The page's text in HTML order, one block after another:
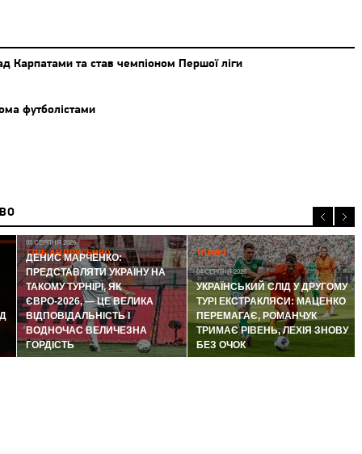
Карпатами та став чемпіоном Першої ліги
футболістами
ГЛІБ АНДРУСЕНКО
05 СЕРПНЯ 2026
ДЕНИС МАРЧЕНКО:
ПРЕДСТАВЛЯТИ УКРАЇНУ НА
ТАКОМУ ТУРНІРІ, ЯК
ЄВРО-2026, — ЦЕ ВЕЛИКА
ВІДПОВІДАЛЬНІСТЬ І
ВОДНОЧАС ВЕЛИЧЕЗНА
ГОРДІСТЬ
ЧТИВО
04 СЕРПНЯ 2026
УКРАЇНСЬКИЙ СЛІД У ДРУГОМУ
ТУРІ ЕКСТРАКЛЯСИ: МАЦЕНКО
ПЕРЕМАГАЄ, РОМАНЧУК
ТРИМАЄ РІВЕНЬ, ЛЕХІЯ ЗНОВУ
БЕЗ ОЧОК